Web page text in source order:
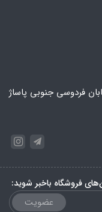
فردوسی جنوبی پاساژ
فروشگاه باخبر شوید:
عضویت